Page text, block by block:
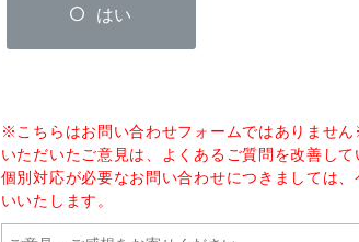
はい
※こちらはお問い合わせフォームではありませ
いただいたご意見は、よくあるご質問を改善し
個別対応が必要なお問い合わせにつきましては
いいたします。